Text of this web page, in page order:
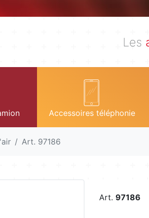
Les
Accessoires téléphonie
Art. 97186
Art. 97186